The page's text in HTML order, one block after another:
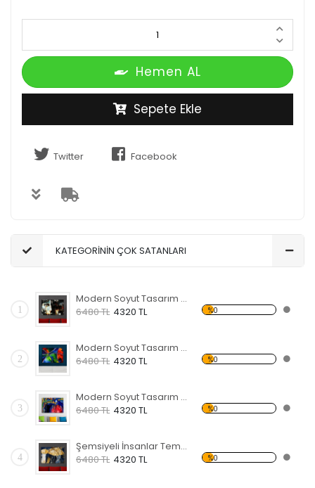
Hemen AL
Sepete Ekle
Twitter Facebook
KATEGORİNİN ÇOK SATANLARI
1
Modern Soyut Tasarım 31 Kanvas Tablo
6480 TL 4320 TL %0
2
Modern Soyut Tasarım 30 Kanvas Tablo
6480 TL 4320 TL %0
3
Modern Soyut Tasarım 29 Kanvas Tablo
6480 TL 4320 TL %0
4
Şemsiyeli İnsanlar Temalı Kanvas Tablo
6480 TL 4320 TL %0